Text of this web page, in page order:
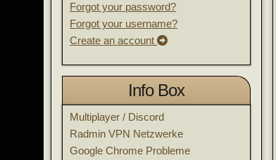
Forgot your password?
Forgot your username?
Create an account
Info Box
Multiplayer / Discord
Radmin VPN Netzwerke
Google Chrome Probleme